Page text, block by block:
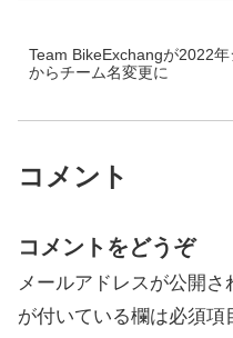
Team BikeExchangが2022年
からチーム名変更に
コメント
コメントをどうぞ
メールアドレスが公開さ
が付いている欄は必須項